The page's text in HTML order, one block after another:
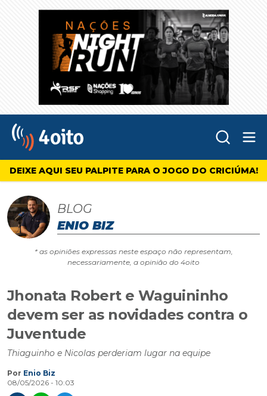
4oito
DEIXE AQUI SEU PALPITE PARA O JOGO DO CRICIÚMA!
BLOG
ENIO BIZ
* as opiniões expressas neste espaço não representam,
necessariamente, a opinião do 4oito
Jhonata Robert e Waguininho
devem ser as novidades contra o
Juventude
Thiaguinho e Nicolas perderiam lugar na equipe
Por Enio Biz
08/05/2026 - 10:03